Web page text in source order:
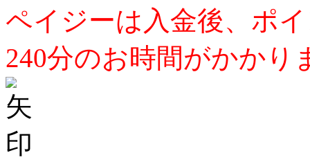
ペイジーは入金後、ポ
240分のお時間がかかり